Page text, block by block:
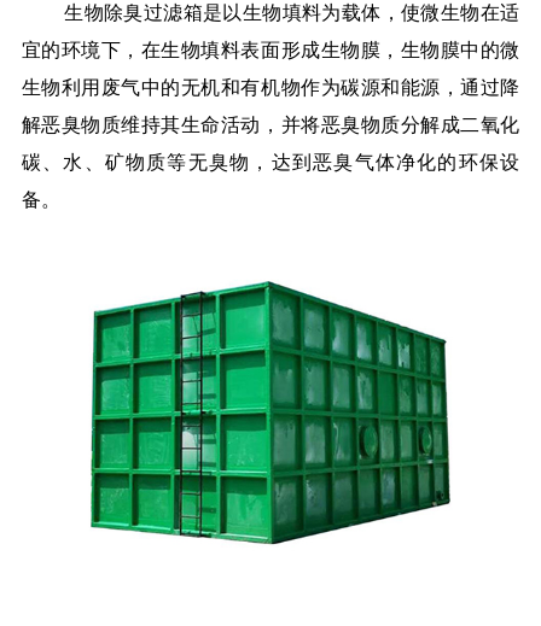
生物除臭过滤箱是以生物填料为载体，使微生物在适
宜的环境下，在生物填料表面形成生物膜，生物膜中的微
生物利用废气中的无机和有机物作为碳源和能源，通过降
解恶臭物质维持其生命活动，并将恶臭物质分解成二氧化
碳、水、矿物质等无臭物，达到恶臭气体净化的环保设
备。